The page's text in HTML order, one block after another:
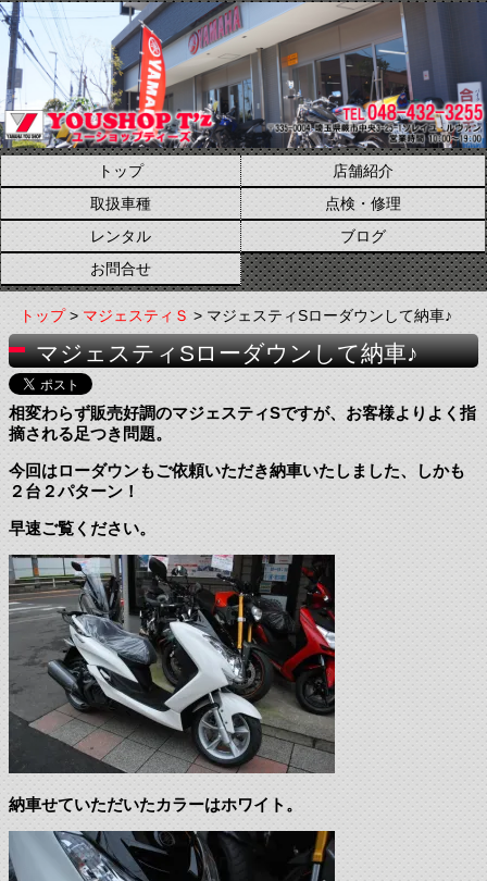
トップ
店舗紹介
取扱車種
点検・修理
レンタル
ブログ
お問合せ
トップ>マジェスティＳ> マジェスティSローダウンして納車♪
マジェスティSローダウンして納車♪
相変わらず販売好調のマジェスティSですが、お客様よりよく指
摘される足つき問題。
今回はローダウンもご依頼いただき納車いたしました、しかも
２台２パターン！
早速ご覧ください。
納車せていただいたカラーはホワイト。